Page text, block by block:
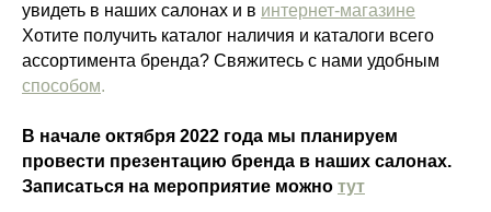
увидеть в наших салонах и в интернет-магазине
Хотите получить каталог наличия и каталоги всего
ассортимента бренда? Свяжитесь с нами удобным
способом.
В начале октября 2022 года мы планируем
провести презентацию бренда в наших салонах.
Записаться на мероприятие можно тут